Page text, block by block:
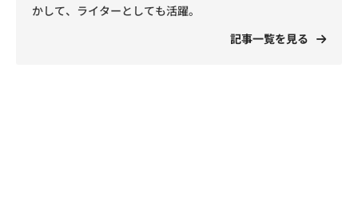
かして、ライターとしても活躍。
記事一覧を見る